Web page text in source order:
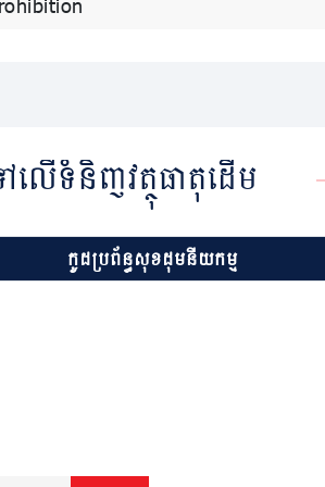
ើទំនិញវត្ថុធាតុដើម
កូដប្រព័ន្ធសុខដុមនីយកម្ម